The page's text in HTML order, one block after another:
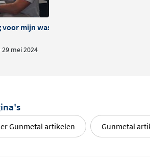
Brauer assortiment, van kranen tot
je eenvoudig voor een stijlvolle,
mijn wastafel?
mei 2024
Gunmetal artikelen Gunmetal